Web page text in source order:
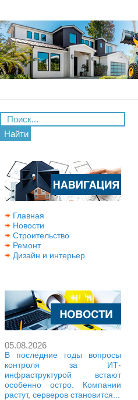
Найти
Главная
Новости
Строительство
Ремонт
Дизайн и интерьер
05.08.2026
В последние годы вопросы
контроля за ИТ-
инфраструктурой встают
особенно остро. Компании
растут, серверов становится...